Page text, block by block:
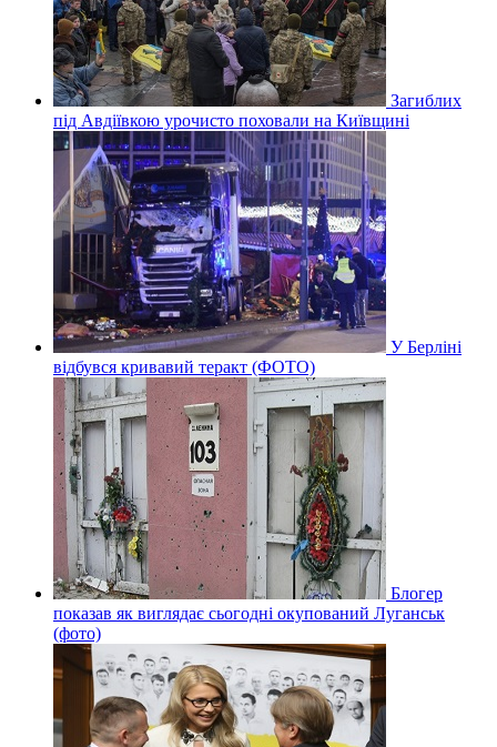
Загиблих
під Авдіївкою урочисто поховали на Київщині
У Берліні
відбувся кривавий теракт (ФОТО)
Блогер
показав як виглядає сьогодні окупований Луганськ
(фото)